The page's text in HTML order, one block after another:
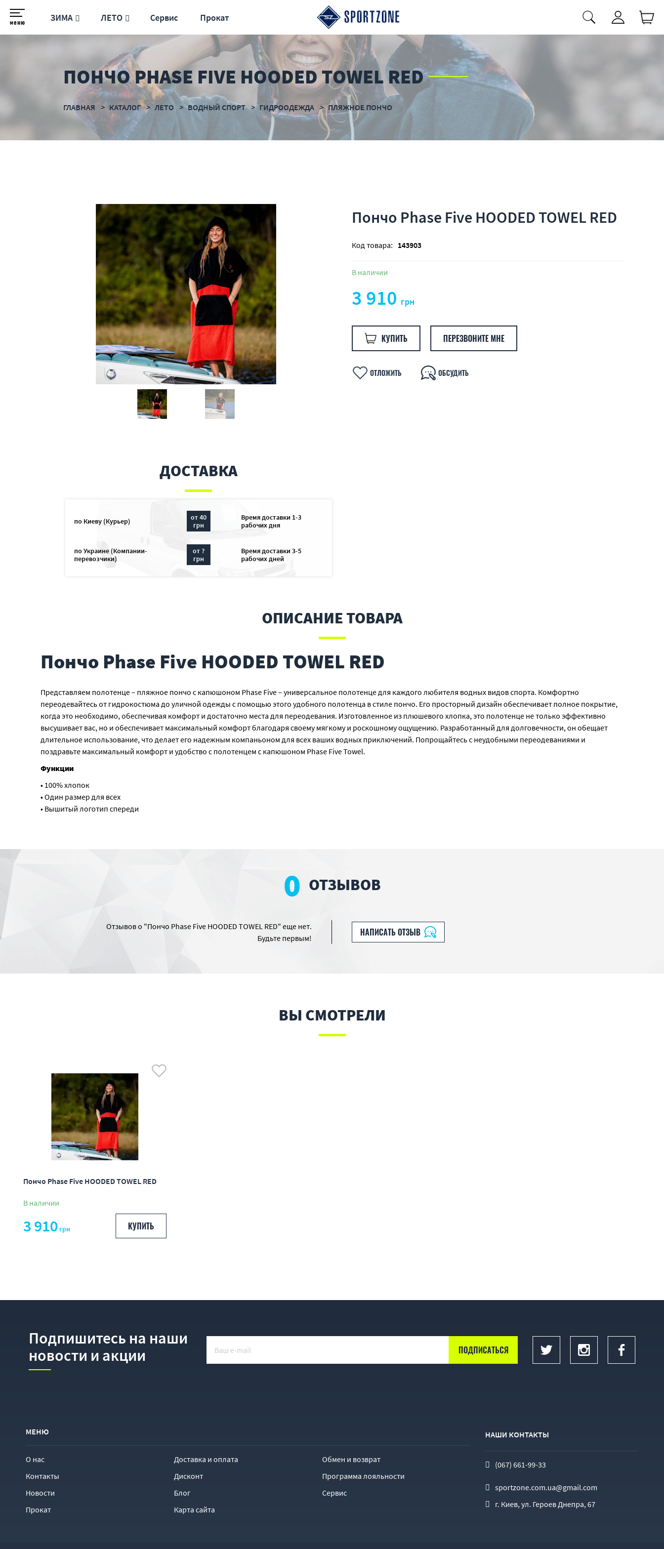
меню ЗИМА ЛЕТО Сервис Прокат
ПОНЧО PHASE FIVE HOODED TOWEL RED
ГЛАВНАЯ КАТАЛОГ ЛЕТО ВОДНЫЙ СПОРТ ГИДРООДЕЖДА ПЛЯЖНОЕ ПОНЧО
Пончо Phase Five HOODED TOWEL RED
Код товара: 143903
В наличии
3 910 грн
КУПИТЬ ПЕРЕЗВОНИТЕ МНЕ
ОТЛОЖИТЬ ОБСУДИТЬ
ДОСТАВКА
по Киеву (Курьер)
от 40
грн
Время доставки 1-3
рабочих дня
по Украине (Компании-
перевозчики)
от ?
грн
Время доставки 3-5
рабочих дней
ОПИСАНИЕ ТОВАРА
Пончо Phase Five HOODED TOWEL RED
Представляем полотенце – пляжное пончо с капюшоном Phase Five – универсальное полотенце для каждого любителя водных видов спорта. Комфортно
переодевайтесь от гидрокостюма до уличной одежды с помощью этого удобного полотенца в стиле пончо. Его просторный дизайн обеспечивает полное покрытие,
когда это необходимо, обеспечивая комфорт и достаточно места для переодевания. Изготовленное из плюшевого хлопка, это полотенце не только эффективно
высушивает вас, но и обеспечивает максимальный комфорт благодаря своему мягкому и роскошному ощущению. Разработанный для долговечности, он обещает
длительное использование, что делает его надежным компаньоном для всех ваших водных приключений. Попрощайтесь с неудобными переодеваниями и
поздравьте максимальный комфорт и удобство с полотенцем с капюшоном Phase Five Towel.
Функции
• 100% хлопок
• Один размер для всех
• Вышитый логотип спереди
0 ОТЗЫВОВ
Отзывов о "Пончо Phase Five HOODED TOWEL RED" еще нет.
Будьте первым!
НАПИСАТЬ ОТЗЫВ
ВЫ СМОТРЕЛИ
Пончо Phase Five HOODED TOWEL RED
В наличии
3 910 грн КУПИТЬ
Подпишитесь на наши
новости и акции
МЕНЮ
О нас Доставка и оплата
Обмен и возврат
Контакты
Дисконт
Программа лояльности
Новости
Блог
Сервис
Прокат
Карта сайта
НАШИ КОНТАКТЫ
(067) 661-99-33
sportzone.com.ua@gmail.com
г. Киев, ул. Героев Днепра, 67